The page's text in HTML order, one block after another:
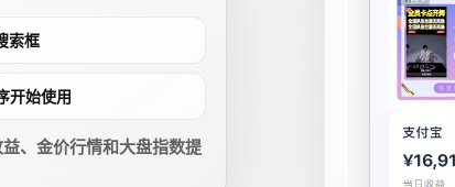
索框
开始使用
、金价行情和大盘指数提